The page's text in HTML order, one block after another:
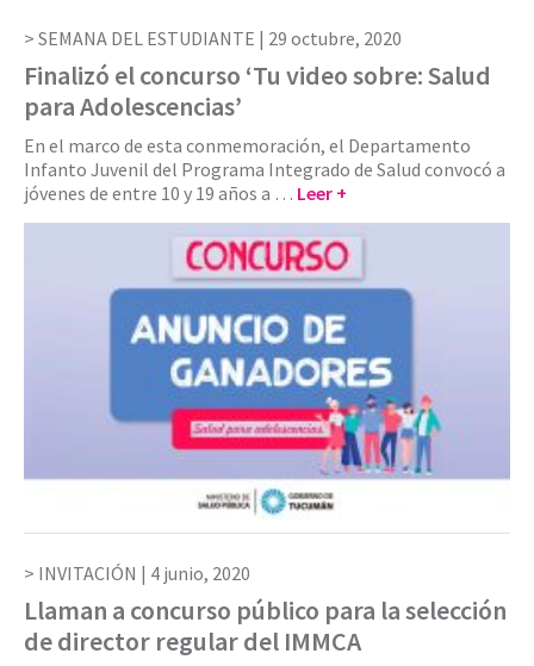
SEMANA DEL ESTUDIANTE | 29 octubre, 2020
Finalizó el concurso ‘Tu video sobre: Salud
para Adolescencias’
En el marco de esta conmemoración, el Departamento
Infanto Juvenil del Programa Integrado de Salud convocó a
jóvenes de entre 10 y 19 años a … Leer +
INVITACIÓN | 4 junio, 2020
Llaman a concurso público para la selección
de director regular del IMMCA